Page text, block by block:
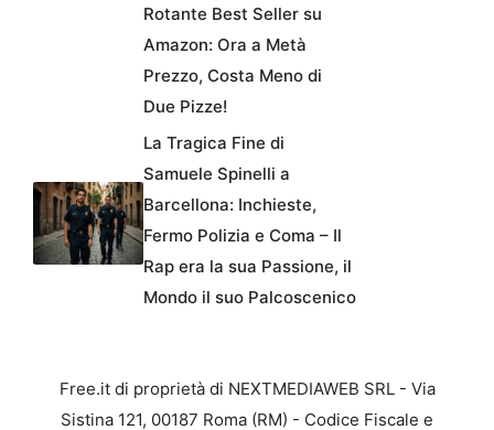
Rotante Best Seller su
Amazon: Ora a Metà
Prezzo, Costa Meno di
Due Pizze!
La Tragica Fine di
Samuele Spinelli a
Barcellona: Inchieste,
Fermo Polizia e Coma – Il
Rap era la sua Passione, il
Mondo il suo Palcoscenico
Free.it di proprietà di NEXTMEDIAWEB SRL - Via
Sistina 121, 00187 Roma (RM) - Codice Fiscale e